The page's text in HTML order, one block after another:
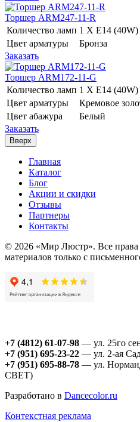
Торшер ARM247-11-R
Количество ламп 1 Х E14 (40W)
Цвет арматуры
Бронза
Заказать
Торшер ARM172-11-G
Количество ламп 1 Х E14 (40W)
Цвет арматуры
Кремовое
Цвет абажура
Белый
Заказать
Вверх
Главная
Каталог
Блог
Акции и скидки
Отзывы
Партнеры
Контакты
© 2026 «Мир Люстр». Все
материалов только с
+7 (4812) 61-07-98 — ул. 25го
+7 (951) 695-23-22 — ул. 2-ая
+7 (951) 695-88-78 — ул.
СВЕТ)
Разработано в Dancecolor.ru
Контекстная реклама